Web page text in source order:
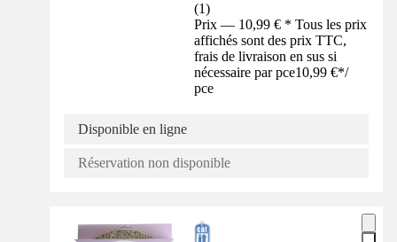
(1)
Prix — 10,99 € * Tous les prix
affichés sont des prix TTC,
frais de livraison en sus si
nécessaire par pce10,99 €*/
pce
Disponible en ligne
Réservation non disponible